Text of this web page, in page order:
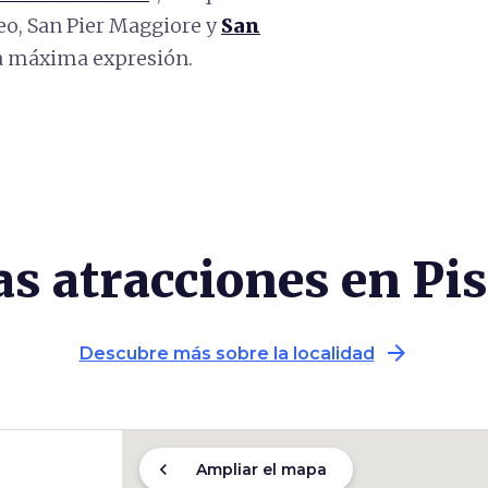
San Pier Maggiore ySan
máxima expresión.
atracciones en
Descubre más sobre la localidad arrow_forward
chevron_left Ampliar el mapa